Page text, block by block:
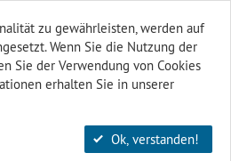
Finden & Filtern
zu gewährleisten, werden auf
Wenn Sie die Nutzung der
Sie der Verwendung von Cookies
erhalten Sie in unserer
Ok, verstanden!